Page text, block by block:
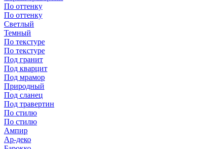
По оттенку
По оттенку
Светлый
Темный
По текстуре
По текстуре
Под гранит
Под кварцит
Под мрамор
Природный
Под сланец
Под травертин
По стилю
По стилю
Ампир
Ар-деко